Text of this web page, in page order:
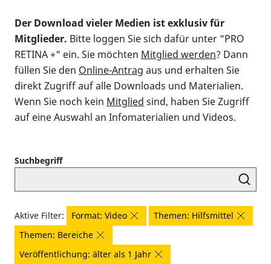
Der Download vieler Medien ist exklusiv für
Mitglieder. Bitte loggen Sie sich dafür unter "PRO
RETINA +" ein. Sie möchten Mitglied werden? Dann
füllen Sie den Online-Antrag aus und erhalten Sie
direkt Zugriff auf alle Downloads und Materialien.
Wenn Sie noch kein Mitglied sind, haben Sie Zugriff
auf eine Auswahl an Infomaterialien und Videos.
Suchbegriff
Aktive Filter: Format: Video
Themen: Hilfsmittel
Themen: Bereiche
Veröffentlichung: älter als 1 Jahr